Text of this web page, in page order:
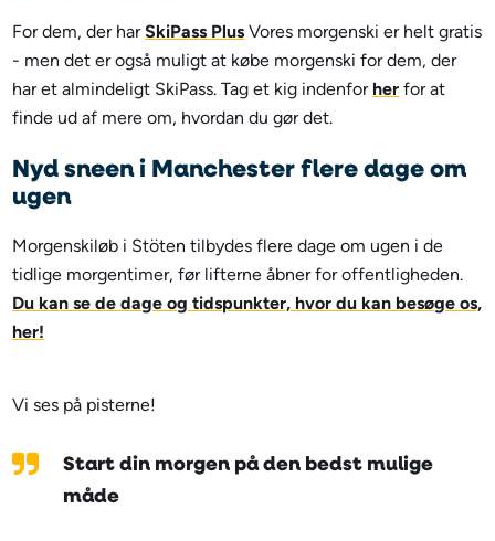
For dem, der harSkiPass Plus Vores morgenski er helt gratis
- men det er også muligt at købe morgenski for dem, der
har et almindeligt SkiPass. Tag et kig indenfor her for at
finde ud af mere om, hvordan du gør det.
Nyd sneen i Manchester flere dage om
ugen
Morgenskiløb i Stöten tilbydes flere dage om ugen i de
tidlige morgentimer, før lifterne åbner for offentligheden.
Du kan se de dage og tidspunkter, hvor du kan besøge os,
her!
Vi ses på pisterne!
Start din morgen på den bedst mulige
måde